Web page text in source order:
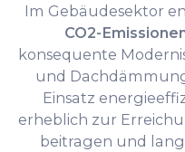
Im Gebäudesektor
CO2-
konsequente
und
Einsatz
erheblich zur
beitragen und